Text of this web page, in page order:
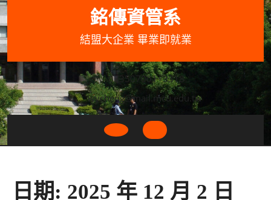
Skip
to
content
銘傳資管系
結盟大企業 畢業即就業
033507001+3318
wycheng@mail.mcu.edu.tw
Open
日期: 2025 年 12 月 2 日